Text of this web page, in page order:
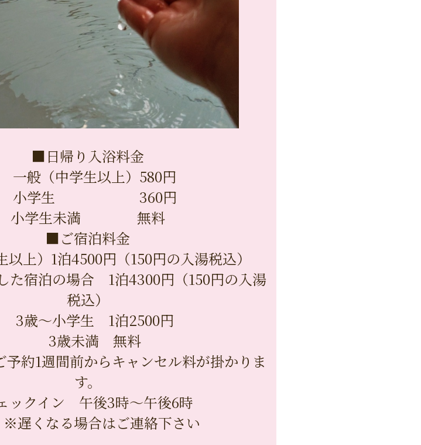
■日帰り入浴料金
一般（中学生以上）580円
小学生 360円
小学生未満 無料
■ご宿泊料金
以上）1泊4500円（150円の入湯税込）
た宿泊の場合 1泊4300円（150円の入湯
税込）
3歳〜小学生 1泊2500円
3歳未満 無料
約1週間前からキャンセル料が掛かりま
す。
ックイン 午後3時〜午後6時
くなる場合はご連絡下さい